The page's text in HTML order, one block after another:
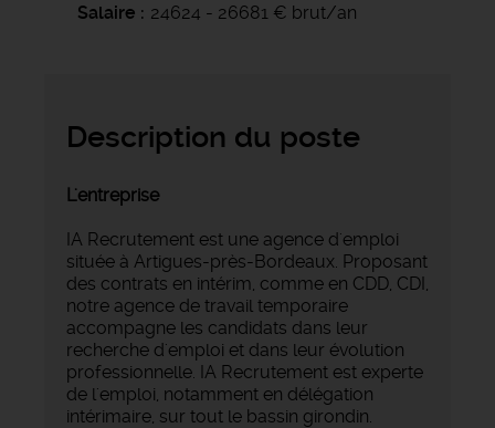
Salaire
24624 - 26681 € brut/an
Description du poste
L'entreprise
IA Recrutement est une agence d'emploi
située à Artigues-près-Bordeaux. Proposant
des contrats en intérim, comme en CDD, CDI,
notre agence de travail temporaire
accompagne les candidats dans leur
recherche d'emploi et dans leur évolution
professionnelle. IA Recrutement est experte
de l'emploi, notamment en délégation
intérimaire, sur tout le bassin girondin.